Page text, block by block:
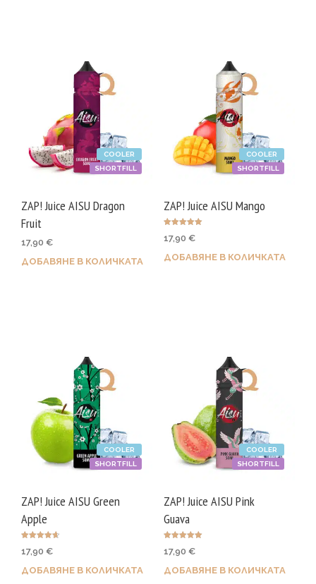
SHORTFILL
COOLER
ZAP! Juice AISU Dragon
Fruit
17,90 €
ДОБАВЯНЕ В КОЛИЧКАТА
SHORTFILL
COOLER
ZAP! Juice AISU Mango
5.00
17,90 €
ДОБАВЯНЕ В КОЛИЧКАТА
SHORTFILL
COOLER
ZAP! Juice AISU Green
Apple
4.67
17,90 €
ДОБАВЯНЕ В КОЛИЧКАТА
SHORTFILL
COOLER
ZAP! Juice AISU Pink
Guava
5.00
17,90 €
ДОБАВЯНЕ В КОЛИЧКАТА